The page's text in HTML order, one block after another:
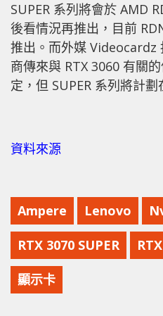
SUPER 系列將會於 AMD
後看情況再推出，目前
推出。而外媒 Videocardz
商傳來與 RTX 3060 有關
定，但 SUPER 系列將計劃
資料來源
Ampere Lenovo
RTX 3070 SUPER
顯示卡